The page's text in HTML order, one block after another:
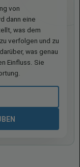
von
dann eine
was dem
verfolgen und zu
was genau
Einfluss. Sie